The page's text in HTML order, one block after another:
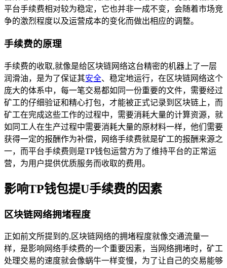
平台手续费相对较为稳定，它也并非一成不变，会随着市场竞
争的激烈程度以及运营成本的变化而做出相应的调整。
手续费的原理
手续费的收取,就像是给区块链网络这台精密的机器上了一层
润滑油，是为了保证其安全、稳定地运行，在区块链网络这个
庞大的体系中，每一笔交易都如同一份重要的文件，需要经过
矿工的仔细验证和精心打包，才能被正式记录到区块链上，而
矿工在完成这些工作的过程中，需要消耗大量的计算资源，就
如同工人在生产过程中需要消耗大量的原材料一样，他们需要
获得一定的报酬作为补偿，网络手续费就是矿工的报酬来源之
一，而平台手续费则是TP钱包运营方为了维持平台的正常运
营，为用户提供优质服务而收取的费用。
影响TP钱包提U手续费的因素
区块链网络拥堵程度
正如前文所提到的,区块链网络的拥堵程度就像交通流量一
样，是影响网络手续费的一个重要因素，当网络拥堵时，矿工
处理交易的速度就会像蜗牛一样变慢，为了让自己的交易能够